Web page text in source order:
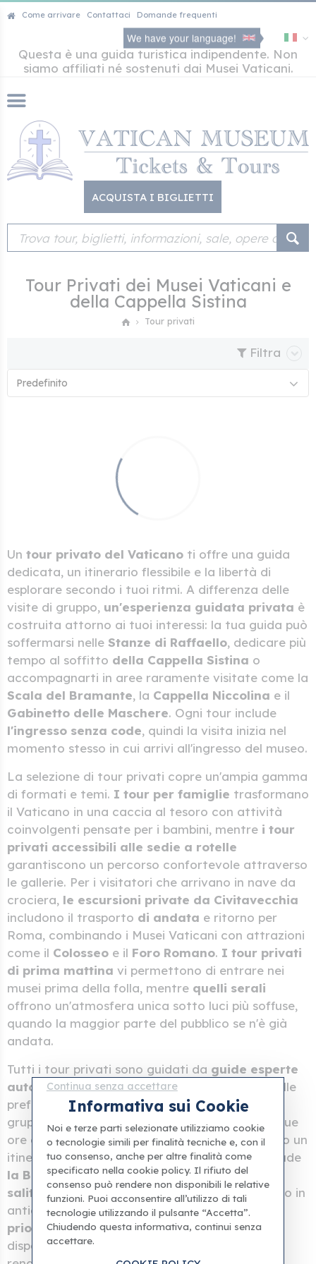
Come arrivare Contattaci Domande frequenti
We have your language!
Questa è una guida turistica indipendente. Non
siamo affiliati né sostenuti dai Musei Vaticani.
ACQUISTA I BIGLIETTI
Tour Privati dei Musei Vaticani e
della Cappella Sistina
Tour privati
Filtra
Predefinito
Un tour privato del Vaticano ti offre una guida
dedicata, un itinerario flessibile e la libertà di
esplorare secondo i tuoi ritmi. A differenza delle
visite di gruppo, un'esperienza guidata privata è
costruita attorno ai tuoi interessi: la tua guida può
soffermarsi nelle Stanze di Raffaello, dedicare più
tempo al soffitto della Cappella Sistina o
accompagnarti in aree raramente visitate come la
Scala del Bramante, la Cappella Niccolina e il
Gabinetto delle Maschere. Ogni tour include
l'ingresso senza code, quindi la visita inizia nel
momento stesso in cui arrivi all'ingresso del museo.
La selezione di tour privati copre un'ampia gamma
di formati e temi. I tour per famiglie trasformano
il Vaticano in una caccia al tesoro con attività
coinvolgenti pensate per i bambini, mentre i tour
privati accessibili alle sedie a rotelle
garantiscono un percorso confortevole attraverso
le gallerie. Per i visitatori che arrivano in nave da
crociera, le escursioni private da Civitavecchia
includono il trasporto di andata e ritorno per
Roma, combinando i Musei Vaticani con attrazioni
come il Colosseo e il Foro Romano. I tour privati
di prima mattina vi permettono di entrare nei
musei prima della folla, mentre quelli serali
offrono un'atmosfera unica sotto luci più soffuse,
quando la maggior parte del pubblico se n'è già
andata.
Tutti i tour privati sono guidati da guide esperte
autorizzateche adattano la loro narrazione alle
preferenze e al livello di interesse del vostro
gruppo. Sia che scegliate una visita mirata di due
ore ai
Musei Vaticani e alla Cappella Sistina
o un
itinerario privato di un'intera giornata che include
la Basilica di San Pietro, letombe papali
salita alla cupola , ogni dettaglio è organizzato in
anticipo.Il prelievo in hotel,l'accesso VIP
prioritarioei percorsi personalizzabilisono
disponibili nella maggior parte delle opzioni,
Continua senza accettare
Informativa sui Cookie
Noi e terze parti selezionate utilizziamo cookie
o tecnologie simili per finalità tecniche e, con il
tuo consenso, anche per altre finalità come
specificato nella cookie policy. Il rifiuto del
consenso può rendere non disponibili le relative
funzioni. Puoi acconsentire all’utilizzo di tali
tecnologie utilizzando il pulsante “Accetta”.
Chiudendo questa informativa, continui senza
accettare.